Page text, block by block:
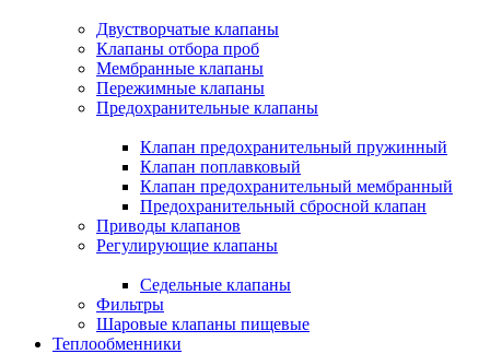
Двустворчатые клапаны
Клапаны отбора проб
Мембранные клапаны
Пережимные клапаны
Предохранительные клапаны
Клапан предохранительный пружинный
Клапан поплавковый
Клапан предохранительный мембранный
Предохранительный сбросной клапан
Приводы клапанов
Регулирующие клапаны
Седельные клапаны
Фильтры
Шаровые клапаны пищевые
Теплообменники